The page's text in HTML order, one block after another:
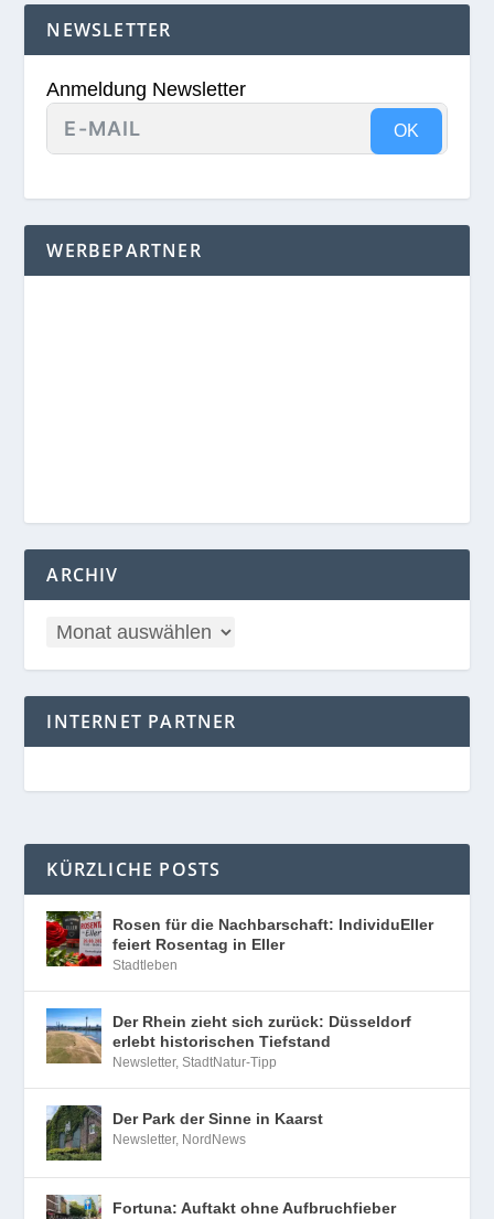
NEWSLETTER
Anmeldung Newsletter
OK
WERBEPARTNER
ARCHIV
INTERNET PARTNER
KÜRZLICHE POSTS
Rosen für die Nachbarschaft: IndividuEller
feiert Rosentag in Eller
Stadtleben
Der Rhein zieht sich zurück: Düsseldorf
erlebt historischen Tiefstand
Newsletter,StadtNatur-Tipp
Der Park der Sinne in Kaarst
Newsletter, NordNews
Fortuna: Auftakt ohne Aufbruchfieber